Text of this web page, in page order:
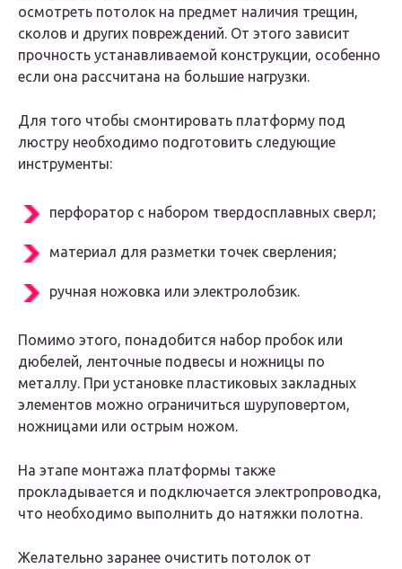
осмотреть потолок на предмет наличия трещин,
сколов и других повреждений. От этого зависит
прочность устанавливаемой конструкции, особенно
если она рассчитана на большие нагрузки.
Для того чтобы смонтировать платформу под
люстру необходимо подготовить следующие
инструменты:
перфоратор с набором твердосплавных сверл;
материал для разметки точек сверления;
ручная ножовка или электролобзик.
Помимо этого, понадобится набор пробок или
дюбелей, ленточные подвесы и ножницы по
металлу. При установке пластиковых закладных
элементов можно ограничиться шуруповертом,
ножницами или острым ножом.
На этапе монтажа платформы также
прокладывается и подключается электропроводка,
что необходимо выполнить до натяжки полотна.
Желательно заранее очистить потолок от